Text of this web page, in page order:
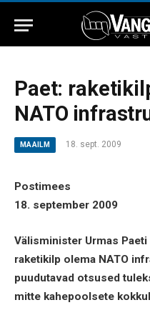
Paet:
NATO
MAAILM 18. sept. 2009
Postimees
18. september 2009
Välisminister Urmas
raketikilp olema NATO
puudutavad otsused
mitte kahepoolsete